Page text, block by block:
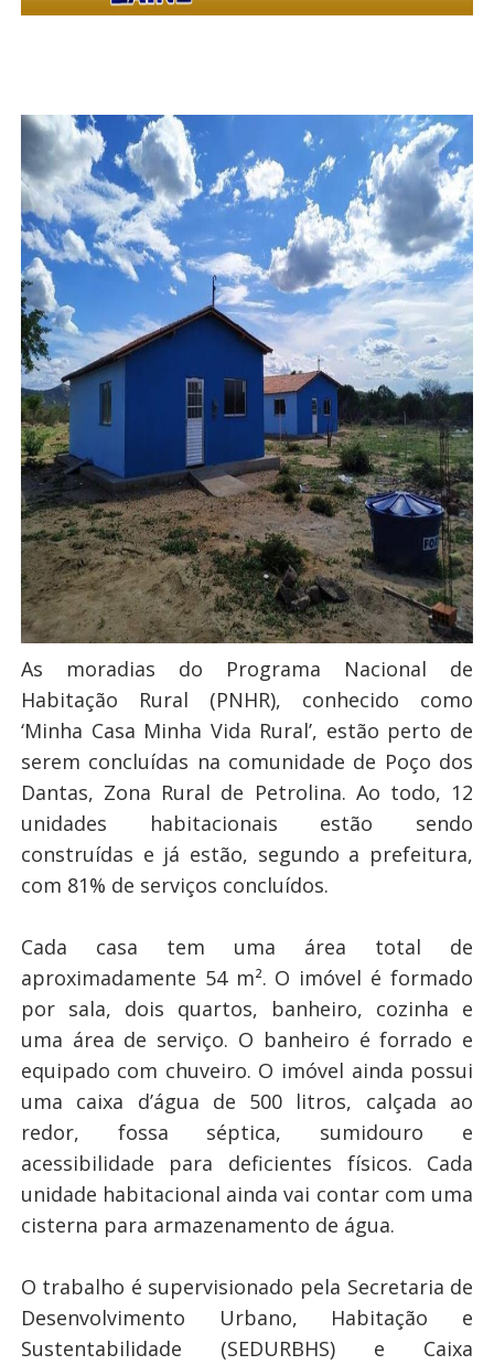
As moradias do Programa Nacional de
Habitação Rural (PNHR), conhecido como
‘Minha Casa Minha Vida Rural’, estão perto de
serem concluídas na comunidade de Poço dos
Dantas, Zona Rural de Petrolina. Ao todo, 12
unidades habitacionais estão sendo
construídas e já estão, segundo a prefeitura,
com 81% de serviços concluídos.
Cada casa tem uma área total de
aproximadamente 54 m². O imóvel é formado
por sala, dois quartos, banheiro, cozinha e
uma área de serviço. O banheiro é forrado e
equipado com chuveiro. O imóvel ainda possui
uma caixa d’água de 500 litros, calçada ao
redor, fossa séptica, sumidouro e
acessibilidade para deficientes físicos. Cada
unidade habitacional ainda vai contar com uma
cisterna para armazenamento de água.
O trabalho é supervisionado pela Secretaria de
Desenvolvimento Urbano, Habitação e
Sustentabilidade (SEDURBHS) e Caixa